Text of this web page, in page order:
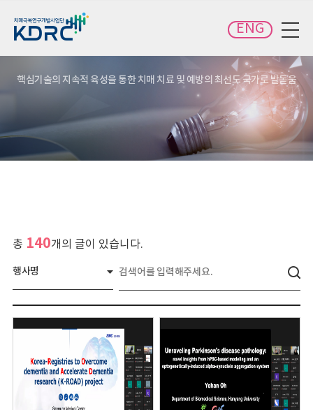
ENG
핵심기술의 지속적 육성을 통한 치매 치료 및 예방의 최선도 국가로 발돋움
총 140개의 글이 있습니다.